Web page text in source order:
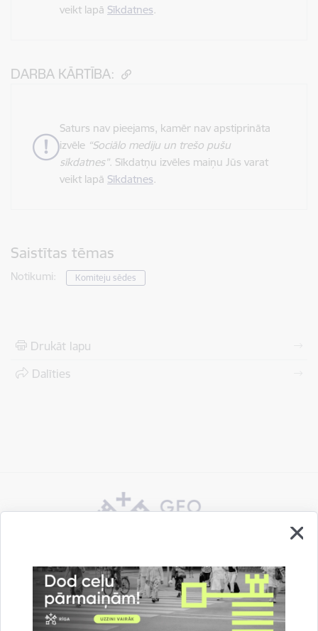
veikt lapā Sīkdatnes.
DARBA KĀRTĪBA:
Saturs nav pieejams, kamēr nav apstiprināta
izvēle “Sociālo mediju un trešo pušu
sīkdatnes”. Sīkdatņu izvēles maiņu Jūs varat
veikt lapā Sīkdatnes.
Saistītas tēmas
Notikumi: Komiteju sēdes
Drukāt lapu
Dalīties
Vai šī informācija bija noderīga?